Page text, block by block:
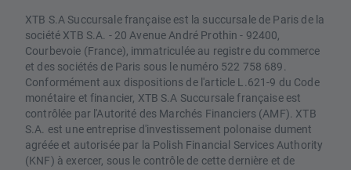
XTB S.A Succursale française est la succursale de Paris de la
société XTB S.A. - 20 Avenue André Prothin - 92400,
Courbevoie (France), immatriculée au registre du commerce
et des sociétés de Paris sous le numéro 522 758 689.
Conformément aux dispositions de l'article L.621-9 du Code
monétaire et financier, XTB S.A Succursale française est
contrôlée par l'Autorité des Marchés Financiers (AMF). XTB
S.A. est une entreprise d'investissement polonaise dument
agréée et autorisée par la Polish Financial Services Authority
(KNF) à exercer, sous le contrôle de cette dernière et de